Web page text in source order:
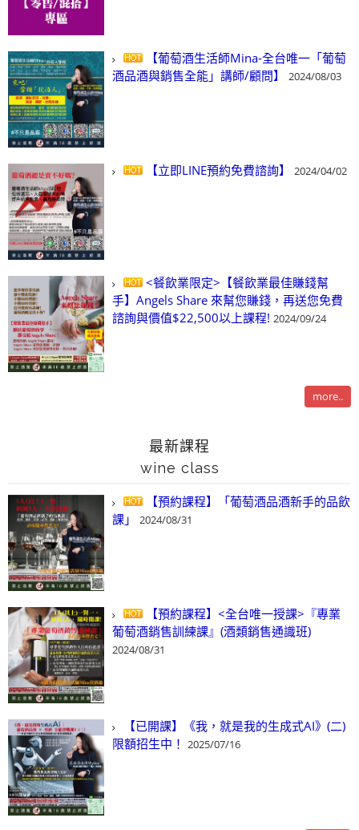
【葡萄酒生活師Mina-全台唯一「葡萄
酒品酒與銷售全能」講師/顧問】
2024/08/03
【立即LINE預約免費諮詢】 2024/04/02
<餐飲業限定>【餐飲業最佳賺錢幫
手】Angels Share 來幫您賺錢，再送您免費
諮詢與價值$22,500以上課程! 2024/09/24
more..
最新課程
wine class
【預約課程】「葡萄酒品酒新手的品飲
課」
2024/08/31
【預約課程】<全台唯一授課>『專業
葡萄酒銷售訓練課』(酒類銷售通識班)
2024/08/31
【已開課】《我，就是我的生成式AI》(二)
限額招生中！ 2025/07/16